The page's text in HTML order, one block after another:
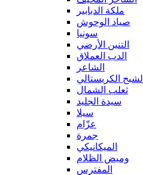
ملكة الدبابير
صياد الوحوش
سونيا
التنين الأرضي
الدب العملاق
الشاعر
الشبح الكريستالي
ثعلب الشمال
سيدة الجليد
سيلا
عزّام
جمرة
الميكانيكي
وميض الظلام
المفترس